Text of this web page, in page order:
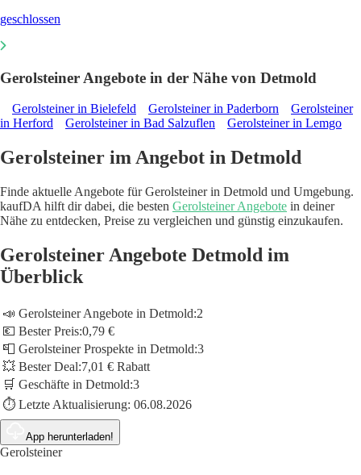
geschlossen
Gerolsteiner Angebote in der Nähe von Detmold
Gerolsteiner in Bielefeld Gerolsteiner in Paderborn
Gerolsteiner
in Herford
Gerolsteiner in Bad Salzuflen Gerolsteiner in Lemgo
Gerolsteiner im Angebot in Detmold
Finde aktuelle Angebote für Gerolsteiner in Detmold und Umgebung.
kaufDA hilft dir dabei, die besten Gerolsteiner Angebote in deiner
Nähe zu entdecken, Preise zu vergleichen und günstig einzukaufen.
Gerolsteiner Angebote Detmold im
Überblick
📣 Gerolsteiner Angebote in Detmold:2
💶 Bester Preis:0,79 €
📮 Gerolsteiner Prospekte in Detmold:3
💥 Bester Deal:7,01 € Rabatt
🛒 Geschäfte in Detmold:3
⏱️ Letzte Aktualisierung: 06.08.2026
App herunterladen!
Gerolsteiner